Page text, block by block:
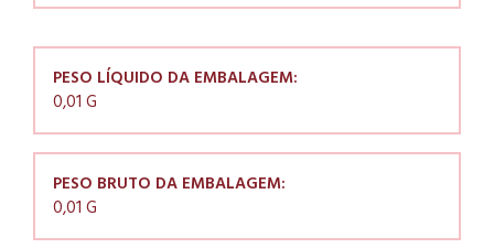
PESO LÍQUIDO DA EMBALAGEM:
0,01 G
PESO BRUTO DA EMBALAGEM:
0,01 G